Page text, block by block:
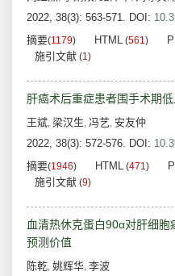
2022, 38(3): 563-571. DOI:
摘要(1179) HTML (561)
施引文献 (1)
肝癌术后重症患者围手术期
王斌, 梁汉生, 冯艺, 安友仲
2022, 38(3): 572-576. DOI:
摘要(1946) HTML (471)
施引文献 (9)
血清热休克蛋白90α对肝细
预测价值
陈乾, 姚辉华, 李波